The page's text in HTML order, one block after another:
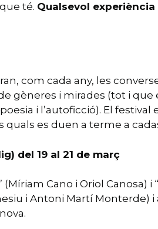
té. Qualsevol
com cada any, les
gèneres i mirades (tot i que
i l’autoficció). El
es duen a terme a
del 19 al 21 de març
Cano i Oriol Canosa)
i Antoni Martí Monterde)